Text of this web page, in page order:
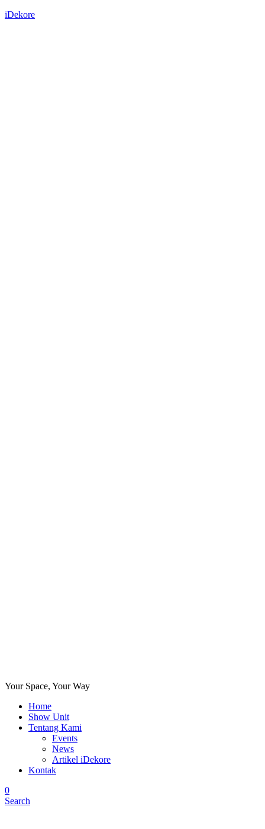
iDekore
Your Space, Your Way
Home
Show Unit
Tentang Kami
Events
News
Artikel iDekore
Kontak
0
Search